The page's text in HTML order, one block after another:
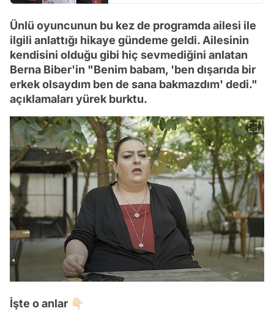
Ünlü oyuncunun bu kez de programda ailesi ile
ilgili anlattığı hikaye gündeme geldi. Ailesinin
kendisini olduğu gibi hiç sevmediğini anlatan
Berna Biber'in "Benim babam, 'ben dışarıda bir
erkek olsaydım ben de sana bakmazdım' dedi."
açıklamaları yürek burktu.
İşte o anlar 👇🏻